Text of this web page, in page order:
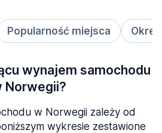
Popularność miejsca
wynajem samochodu
Norwegii?
w Norwegii zależy od
wykresie zestawione